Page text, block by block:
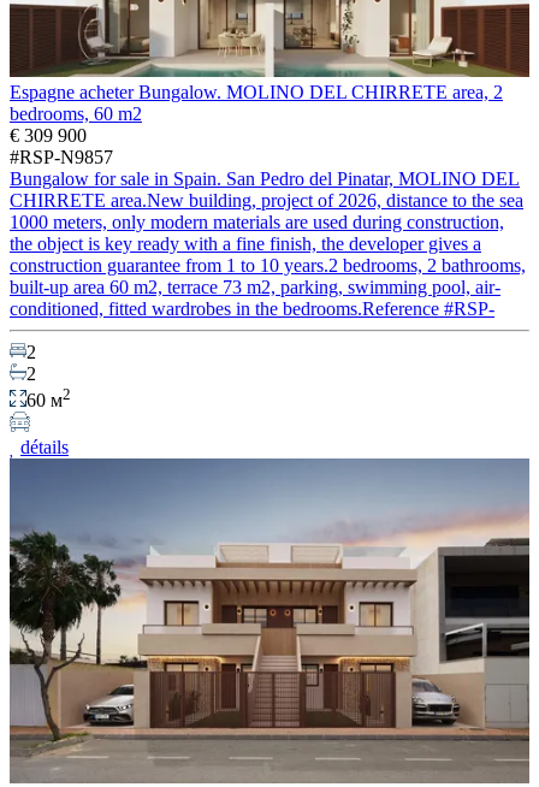
Espagne acheter Bungalow. MOLINO DEL CHIRRETE area, 2
bedrooms, 60 m2
€ 309 900
#RSP-N9857
Bungalow for sale in Spain. San Pedro del Pinatar, MOLINO DEL
CHIRRETE area.New building, project of 2026, distance to the sea
1000 meters, only modern materials are used during construction,
the object is key ready with a fine finish, the developer gives a
construction guarantee from 1 to 10 years.2 bedrooms, 2 bathrooms,
built-up area 60 m2, terrace 73 m2, parking, swimming pool, air-
conditioned, fitted wardrobes in the bedrooms.Reference #RSP-
2
2
60 м2
détails